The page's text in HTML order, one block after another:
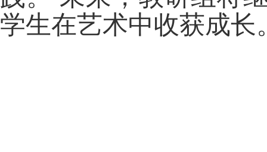
学生在艺术中收获成长